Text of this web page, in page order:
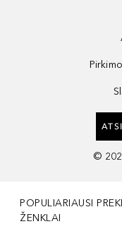
©
POPULIARIAUSI
ŽENKLAI